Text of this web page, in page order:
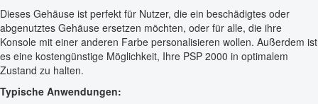
Dieses Gehäuse ist perfekt für Nutzer, die ein beschädigtes oder
abgenutztes Gehäuse ersetzen möchten, oder für alle, die ihre
Konsole mit einer anderen Farbe personalisieren wollen. Außerdem ist
es eine kostengünstige Möglichkeit, Ihre PSP 2000 in optimalem
Zustand zu halten.
Typische Anwendungen: